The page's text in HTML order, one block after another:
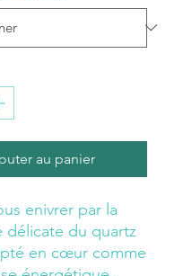
au panier
enivrer par la
délicate du quartz
en cœur comme